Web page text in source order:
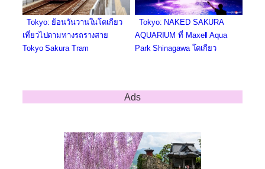
Tokyo: ย้อนวันวานในโตเกียว
เที่ยวไปตามทางรถรางสาย
Tokyo Sakura Tram
Tokyo: NAKED SAKURA
AQUARIUM ที่ Maxell Aqua
Park Shinagawa โตเกียว
Ads